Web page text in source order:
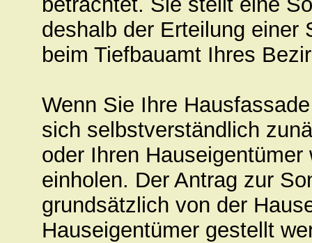
deshalb der Erteilung einer
beim Tiefbauamt Ihres
Wenn Sie Ihre
sich selbstverständlich
oder Ihren
einholen. Der Antrag zur
grundsätzlich von der
Hauseigentümer gestellt